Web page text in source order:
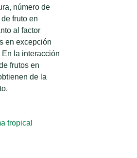
número de
fruto en
al factor
en excepción
la interacción
frutos en
de la
tropical